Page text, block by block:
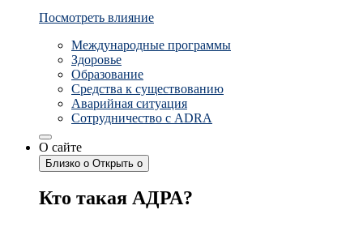
Посмотреть влияние
Международные программы
Здоровье
Образование
Средства к существованию
Аварийная ситуация
Сотрудничество с ADRA
О сайте
Близко о Открыть о
Кто такая АДРА?